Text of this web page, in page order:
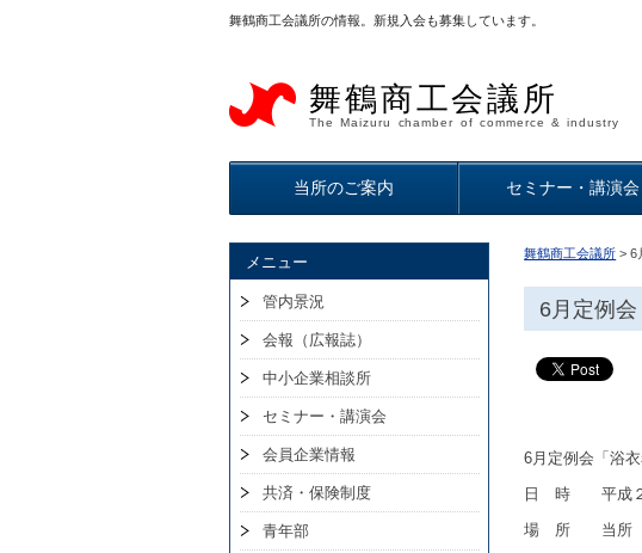
舞鶴商工会議所の情報。新規入会も募集しています。
舞鶴商工会議所
The Maizuru chamber of commerce & industry
当所のご案内 セミナー・講演会
舞鶴商工会議所 > 6
6月定例会
6月定例会「浴衣
日 時 平成２
場 所 当所
メニュー
管内景況
会報（広報誌）
中小企業相談所
セミナー・講演会
会員企業情報
共済・保険制度
青年部